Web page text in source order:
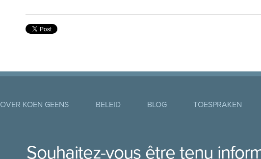
OVER KOEN GEENS BELEID BLOG TOESPRAKEN
Souhaitez-vous être tenu